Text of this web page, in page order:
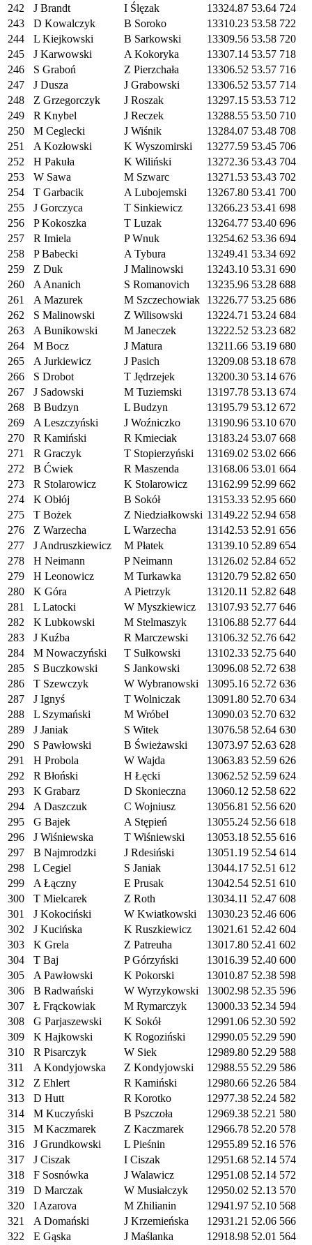
242
J Brandt I Ślęzak 13324.87 53.64 724
243
D Kowalczyk B Soroko 13310.23 53.58 722
244
L Kiejkowski B Sarkowski 13309.56 53.58 720
245
J Karwowski A Kokoryka 13307.14 53.57 718
246
S Graboń Z Pierzchała 13306.52 53.57 716
247
J Dusza J Grabowski 13306.52 53.57 714
248
Z Grzegorczyk J Roszak 13297.15 53.53 712
249
R Knybel J Reczek 13288.55 53.50 710
250
M Ceglecki J Wiśnik 13284.07 53.48 708
251
A Kozłowski K Wyszomirski 13277.59 53.45 706
252
H Pakuła K Wiliński 13272.36 53.43 704
253
W Sawa M Szwarc 13271.53 53.43 702
254
T Garbacik A Lubojemski 13267.80 53.41 700
255
J Gorczyca T Sinkiewicz 13266.23 53.41 698
256
P Kokoszka T Luzak 13264.77 53.40 696
257
R Imiela P Wnuk 13254.62 53.36 694
258
P Babecki A Tybura 13249.41 53.34 692
259
Z Duk J Malinowski 13243.10 53.31 690
260
A Ananich S Romanovich 13235.96 53.28 688
261
A Mazurek M Szczechowiak 13226.77 53.25 686
262
S Malinowski Z Wilisowski 13224.71 53.24 684
263
A Bunikowski M Janeczek 13222.52 53.23 682
264
M Bocz J Matura 13211.66 53.19 680
265
A Jurkiewicz J Pasich 13209.08 53.18 678
266
S Drobot T Jędrzejek 13200.30 53.14 676
267
J Sadowski M Tuziemski 13197.78 53.13 674
268
B Budzyn L Budzyn 13195.79 53.12 672
269
A Leszczyński J Woźniczko 13190.96 53.10 670
270
R Kamiński R Kmieciak 13183.24 53.07 668
271
R Graczyk T Stopierzyński 13169.02 53.02 666
272
B Ćwiek R Maszenda 13168.06 53.01 664
273
R Stolarowicz K Stolarowicz 13162.99 52.99 662
274
K Obłój B Sokół 13153.33 52.95 660
275
T Bożek Z Niedziałkowski 13149.22 52.94 658
276
Z Warzecha L Warzecha 13142.53 52.91 656
277
J Andruszkiewicz M Płatek 13139.10 52.89 654
278
H Neimann P Neimann 13126.02 52.84 652
279
H Leonowicz M Turkawka 13120.79 52.82 650
280
K Góra A Pietrzyk 13120.11 52.82 648
281
L Latocki W Myszkiewicz 13107.93 52.77 646
282
K Lubkowski M Stelmaszyk 13106.88 52.77 644
283
J Kuźba R Marczewski 13106.32 52.76 642
284
M Nowaczyński T Sułkowski 13102.33 52.75 640
285
S Buczkowski S Jankowski 13096.08 52.72 638
286
T Szewczyk W Wybranowski 13095.16 52.72 636
287
J Ignyś T Wolniczak 13091.80 52.70 634
288
L Szymański M Wróbel 13090.03 52.70 632
289
J Janiak S Witek 13076.58 52.64 630
290
S Pawłowski B Świeżawski 13073.97 52.63 628
291
H Probola W Wajda 13063.83 52.59 626
292
R Błoński H Łęcki 13062.52 52.59 624
293
K Grabarz D Skonieczna 13060.12 52.58 622
294
A Daszczuk C Wojniusz 13056.81 52.56 620
295
G Bajek A Stępień 13055.24 52.56 618
296
J Wiśniewska T Wiśniewski 13053.18 52.55 616
297
B Najmrodzki J Rdesiński 13051.19 52.54 614
298
L Cegiel S Janiak 13044.17 52.51 612
299
A Łączny E Prusak 13042.54 52.51 610
300
T Mielcarek Z Roth 13034.11 52.47 608
301
J Kokociński W Kwiatkowski 13030.23 52.46 606
302
J Kucińska K Ruszkiewicz 13021.61 52.42 604
303
K Grela Z Patreuha 13017.80 52.41 602
304
T Baj P Górzyński 13016.39 52.40 600
305
A Pawłowski K Pokorski 13010.87 52.38 598
306
B Radwański W Wyrzykowski 13002.98 52.35 596
307
Ł Frąckowiak M Rymarczyk 13000.33 52.34 594
308
G Parjaszewski K Sokół 12991.06 52.30 592
309
K Hajkowski K Rogoziński 12990.05 52.29 590
310
R Pisarczyk W Siek 12989.80 52.29 588
311
A Kondyjowska Z Kondyjowski 12988.55 52.29 586
312
Z Ehlert R Kamiński 12980.66 52.26 584
313
D Hutt R Korotko 12977.38 52.24 582
314
M Kuczyński B Pszczoła 12969.38 52.21 580
315
M Kaczmarek Z Kaczmarek 12966.78 52.20 578
316
J Grundkowski L Pieśnin 12955.89 52.16 576
317
J Ciszak I Ciszak 12951.68 52.14 574
318
F Sosnówka J Walawicz 12951.08 52.14 572
319
D Marczak W Musiałczyk 12950.02 52.13 570
320
I Azarova M Zhilianin 12941.97 52.10 568
321
A Domański J Krzemieńska 12931.21 52.06 566
322
E Gąska J Maślanka 12918.98 52.01 564